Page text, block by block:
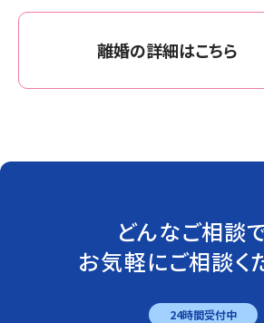
離婚の詳細はこちら
どんなご相談
お気軽にご相談く
24時間受付中